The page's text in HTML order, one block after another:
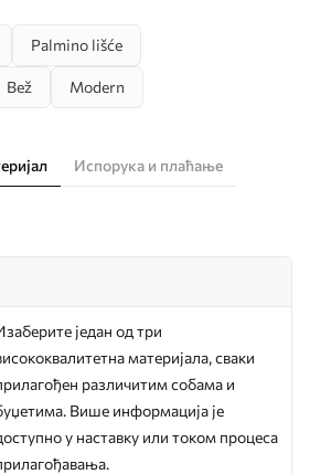
Palmino lišće
Bež Modern
Испорука и плаћање
један од три
материјала, сваки
различитим собама и
Више информација је
у наставку или током процеса